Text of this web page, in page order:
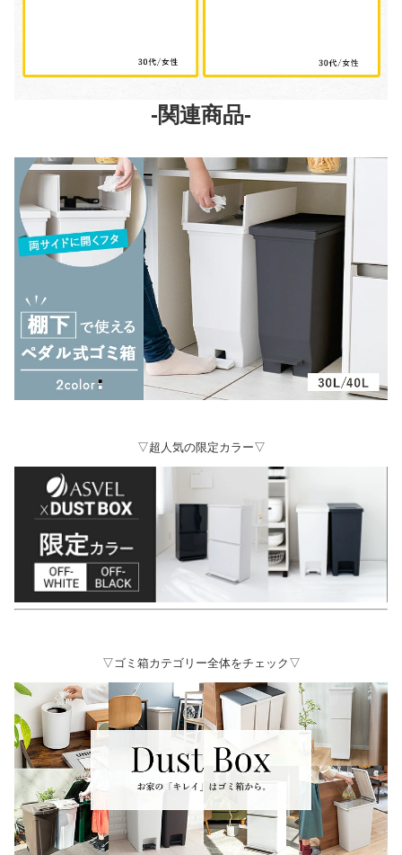
-関連商品-
▽超人気の限定カラー▽
▽ゴミ箱カテゴリー全体をチェック▽